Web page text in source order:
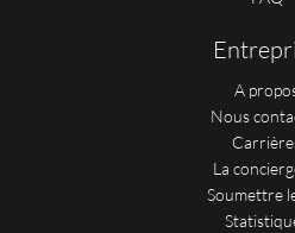
A
Nous
La
Soumettre